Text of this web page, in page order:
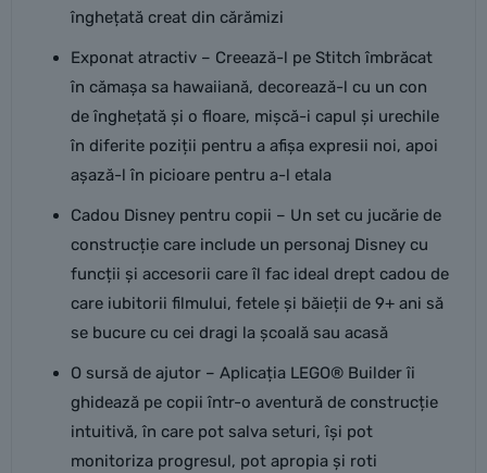
înghețată creat din cărămizi
Exponat atractiv – Creează-l pe Stitch îmbrăcat
în cămașa sa hawaiiană, decorează-l cu un con
de înghețată și o floare, mișcă-i capul și urechile
în diferite poziții pentru a afișa expresii noi, apoi
așază-l în picioare pentru a-l etala
Cadou Disney pentru copii – Un set cu jucărie de
construcție care include un personaj Disney cu
funcții și accesorii care îl fac ideal drept cadou de
care iubitorii filmului, fetele și băieții de 9+ ani să
se bucure cu cei dragi la școală sau acasă
O sursă de ajutor – Aplicația LEGO® Builder îi
ghidează pe copii într-o aventură de construcție
intuitivă, în care pot salva seturi, își pot
monitoriza progresul, pot apropia și roti